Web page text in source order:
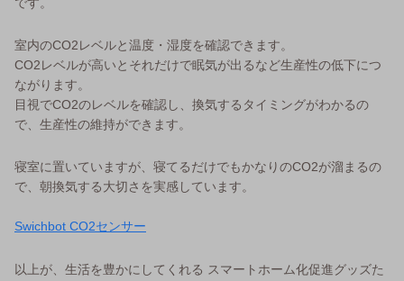
室内のCO2レベルと温度・湿度を確認できます。
CO2レベルが高いとそれだけで眠気が出るなど生産性の低下につ
ながります。
目視でCO2のレベルを確認し、換気するタイミングがわかるの
で、生産性の維持ができます。
寝室に置いていますが、寝てるだけでもかなりのCO2が溜まるの
で、朝換気する大切さを実感しています。
Swichbot CO2センサー
以上が、生活を豊かにしてくれる スマートホーム化促進グッズた